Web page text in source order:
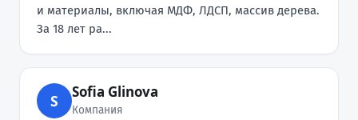
и материалы, включая МДФ, ЛДСП, массив дерева.
За 18 лет ра...
S
Sofia Glinova
Компания